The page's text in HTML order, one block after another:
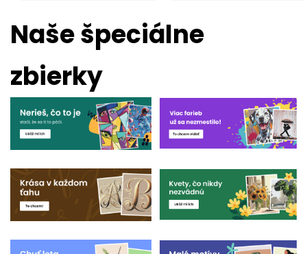
Naše špeciálne
zbierky